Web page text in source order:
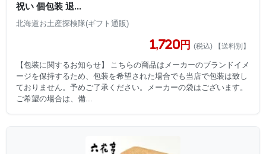
祝い 個包装 退...
北海道お土産探検隊(ギフト通販)
1,720円 (税込) 【送料別】
【包装に関するお知らせ】 こちらの商品はメーカーのブランドイメ
ージを保持するため、包装を希望された場合でも当店で包装は致し
ておりません。予めご了承ください。メーカーの袋はございます。
ご希望の場合は、備...